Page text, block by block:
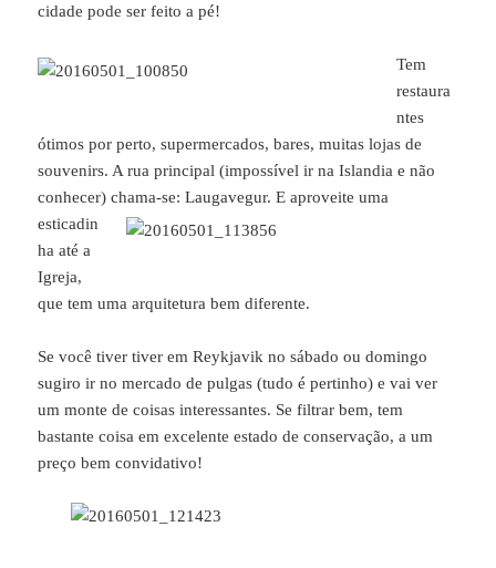
cidade pode ser feito a pé!
Tem
restaura
ntes
ótimos por perto, supermercados, bares, muitas lojas de
souvenirs. A rua principal (impossível ir na Islandia e não
conhecer) chama-se: Laugavegur.E aproveite uma
esticadin
ha até a
Igreja,
que tem uma arquitetura bem diferente.
Se você tiver tiver em Reykjavik no sábado ou domingo
sugiro ir no mercado de pulgas (tudo é pertinho) e vai ver
um monte de coisas interessantes. Se filtrar bem, tem
bastante coisa em excelente estado de conservação, a um
preço bem convidativo!